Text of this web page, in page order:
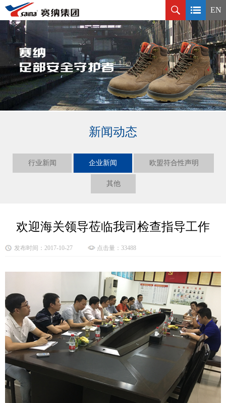
EN
新闻动态
行业新闻 企业新闻 欧盟符合性声明
其他
欢迎海关领导莅临我司检查指导工作
发布时间：2017-10-27 点击量：33488